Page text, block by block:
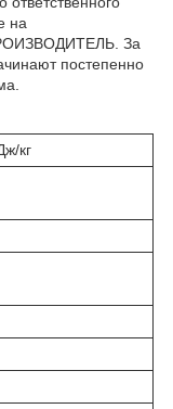
на
За
постепенно
кг